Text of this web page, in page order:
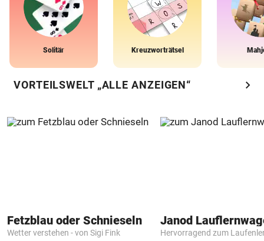
Solitär Kreuzworträtsel
VORTEILSWELT „ALLE ANZEIGEN“ chevron_right
Fetzblau oder Schnieseln
Wetter verstehen - von Sigi Fink
Janod
Hervorragend zum